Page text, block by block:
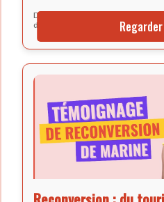
Délhia partage son parcours de
développement web.